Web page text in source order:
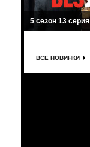
5 сезон 13 серия
ВСЕ НОВИНКИ